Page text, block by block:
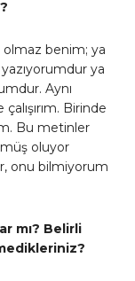
olmaz benim; ya
ya
Aynı
Birinde
Bu metinler
oluyor
onu bilmiyorum
mı? Belirli